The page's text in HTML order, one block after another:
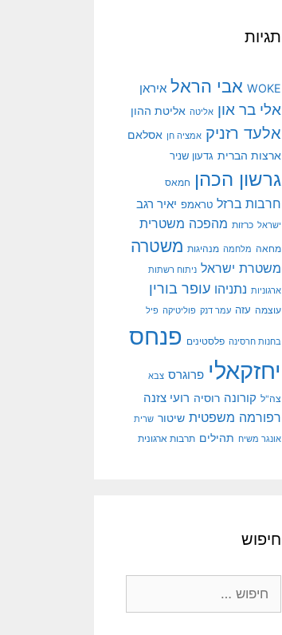
תגיות
WOKE אבי הראל איראן
אלי בר און אליטה אליטת ההון
אלעד רזניק אמציה חן אסלאם
ארצות הברית גדעון שניר
גרשון הכהן חמאס
חרבות ברזל טראמפ יאיר רגב
ישראל כרזות מהפכה משטרית
מחאה מלחמה מנהיגות משטרה
משטרת ישראל ניתוח רשתות
ארגוניות נתניהו עופר בורין
עוצמה עזה עמר דנק פוליטיקה פיל
בחנות חרסינה פלסטינים פנחס
יחזקאלי פרוגרס צבא
צה"ל קורונה רוסיה רועי צזנה
רפורמה משפטית שיטור שרית
אונגר משיח תהילים תרבות ארגונית
חיפוש